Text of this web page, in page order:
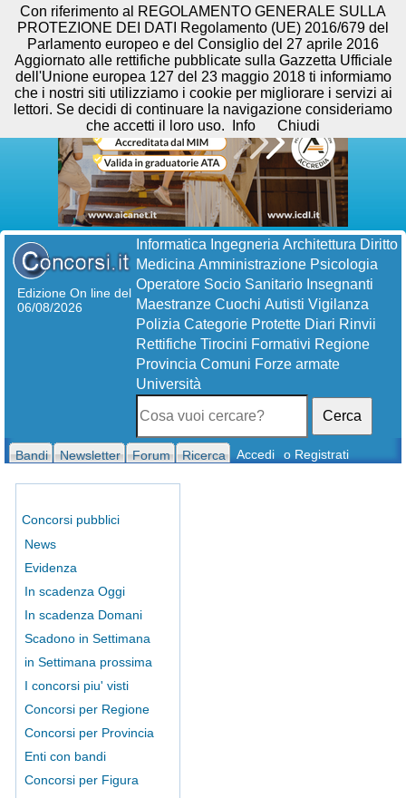
Edizione On line del
06/08/2026
Informatica Ingegneria Architettura Diritto
Medicina Amministrazione Psicologia
Operatore Socio Sanitario Insegnanti
Maestranze Cuochi Autisti Vigilanza
Polizia Categorie Protette Diari Rinvii
Rettifiche Tirocini Formativi Regione
Provincia Comuni Forze armate
Università
Cerca
Bandi Newsletter Forum Ricerca Accedi o Registrati
Concorsi pubblici
News
Evidenza
In scadenza Oggi
In scadenza Domani
Scadono in Settimana
in Settimana prossima
I concorsi piu' visti
Concorsi per Regione
Concorsi per Provincia
Enti con bandi
Concorsi per Figura
Con riferimento al REGOLAMENTO GENERALE SULLA
PROTEZIONE DEI DATI Regolamento (UE) 2016/679 del
Parlamento europeo e del Consiglio del 27 aprile 2016
Aggiornato alle rettifiche pubblicate sulla Gazzetta Ufficiale
dell'Unione europea 127 del 23 maggio 2018 ti informiamo
che i nostri siti utilizziamo i cookie per migliorare i servizi ai
lettori. Se decidi di continuare la navigazione consideriamo
che accetti il loro uso.
Info Chiudi